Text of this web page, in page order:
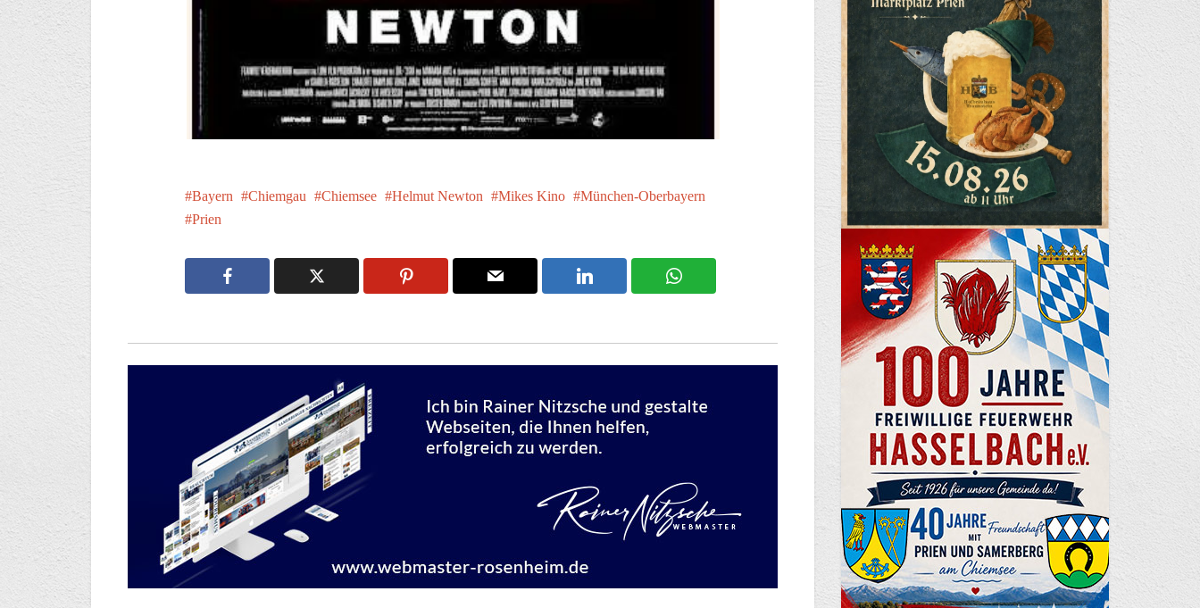
Bayern Chiemgau Chiemsee Helmut Newton Mikes Kino
München-Oberbayern
Prien